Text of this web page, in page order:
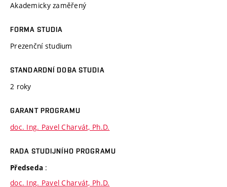
Akademicky zaměřený
FORMA STUDIA
Prezenční studium
STANDARDNÍ DOBA STUDIA
2 roky
GARANT PROGRAMU
doc. Ing. Pavel Charvát, Ph.D.
RADA STUDIJNÍHO PROGRAMU
Předseda :
doc. Ing. Pavel Charvát, Ph.D.